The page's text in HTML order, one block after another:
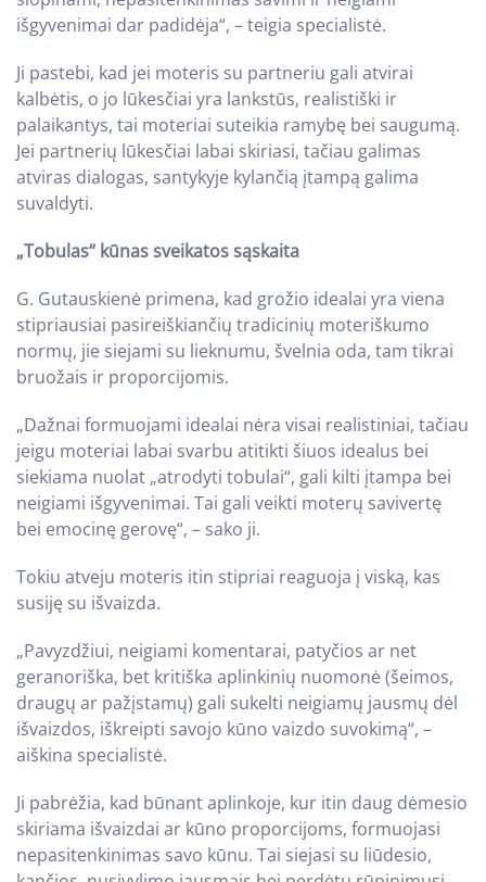
išgyvenimai dar padidėja“, – teigia specialistė.
Ji pastebi, kad jei moteris su partneriu gali atvirai
kalbėtis, o jo lūkesčiai yra lankstūs, realistiški ir
palaikantys, tai moteriai suteikia ramybę bei saugumą.
Jei partnerių lūkesčiai labai skiriasi, tačiau galimas
atviras dialogas, santykyje kylančią įtampą galima
suvaldyti.
„Tobulas“ kūnas sveikatos sąskaita
G. Gutauskienė primena, kad grožio idealai yra viena
stipriausiai pasireiškiančių tradicinių moteriškumo
normų, jie siejami su lieknumu, švelnia oda, tam tikrai
bruožais ir proporcijomis.
„Dažnai formuojami idealai nėra visai realistiniai, tačiau
jeigu moteriai labai svarbu atitikti šiuos idealus bei
siekiama nuolat „atrodyti tobulai“, gali kilti įtampa bei
neigiami išgyvenimai. Tai gali veikti moterų savivertę
bei emocinę gerovę“, – sako ji.
Tokiu atveju moteris itin stipriai reaguoja į viską, kas
susiję su išvaizda.
„Pavyzdžiui, neigiami komentarai, patyčios ar net
geranoriška, bet kritiška aplinkinių nuomonė (šeimos,
draugų ar pažįstamų) gali sukelti neigiamų jausmų dėl
išvaizdos, iškreipti savojo kūno vaizdo suvokimą“, –
aiškina specialistė.
Ji pabrėžia, kad būnant aplinkoje, kur itin daug dėmesio
skiriama išvaizdai ar kūno proporcijoms, formuojasi
nepasitenkinimas savo kūnu. Tai siejasi su liūdesio,